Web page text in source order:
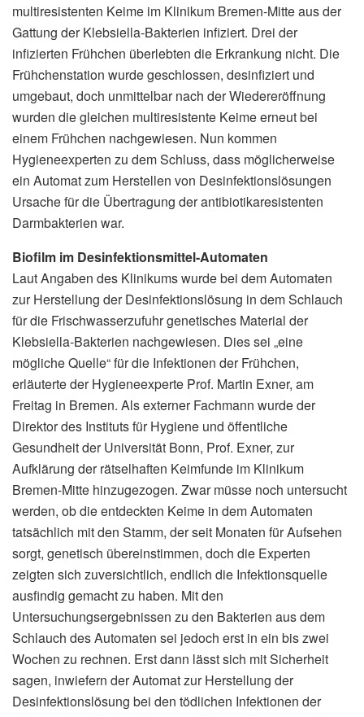
multiresistenten Keime im Klinikum Bremen-Mitte aus der
Gattung der Klebsiella-Bakterien infiziert. Drei der
infizierten Frühchen überlebten die Erkrankung nicht. Die
Frühchenstation wurde geschlossen, desinfiziert und
umgebaut, doch unmittelbar nach der Wiedereröffnung
wurden die gleichen multiresistente Keime erneut bei
einem Frühchen nachgewiesen. Nun kommen
Hygieneexperten zu dem Schluss, dass möglicherweise
ein Automat zum Herstellen von Desinfektionslösungen
Ursache für die Übertragung der antibiotikaresistenten
Darmbakterien war.
Biofilm im Desinfektionsmittel-Automaten
Laut Angaben des Klinikums wurde bei dem Automaten
zur Herstellung der Desinfektionslösung in dem Schlauch
für die Frischwasserzufuhr genetisches Material der
Klebsiella-Bakterien nachgewiesen. Dies sei „eine
mögliche Quelle“ für die Infektionen der Frühchen,
erläuterte der Hygieneexperte Prof. Martin Exner, am
Freitag in Bremen. Als externer Fachmann wurde der
Direktor des Instituts für Hygiene und öffentliche
Gesundheit der Universität Bonn, Prof. Exner, zur
Aufklärung der rätselhaften Keimfunde im Klinikum
Bremen-Mitte hinzugezogen. Zwar müsse noch untersucht
werden, ob die entdeckten Keime in dem Automaten
tatsächlich mit den Stamm, der seit Monaten für Aufsehen
sorgt, genetisch übereinstimmen, doch die Experten
zeigten sich zuversichtlich, endlich die Infektionsquelle
ausfindig gemacht zu haben. Mit den
Untersuchungsergebnissen zu den Bakterien aus dem
Schlauch des Automaten sei jedoch erst in ein bis zwei
Wochen zu rechnen. Erst dann lässt sich mit Sicherheit
sagen, inwiefern der Automat zur Herstellung der
Desinfektionslösung bei den tödlichen Infektionen der